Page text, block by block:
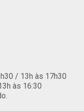
/ 13h às 17h30
às 16:30